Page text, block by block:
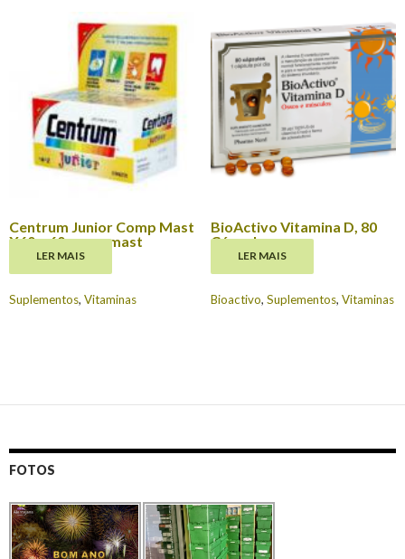
Centrum Junior Comp Mast
X60 x 60 comp mast
26.30
LER MAIS
Suplementos, Vitaminas
BioActivo Vitamina D, 80
Cápsulas
14.95
LER MAIS
Bioactivo, Suplementos, Vitaminas
FOTOS